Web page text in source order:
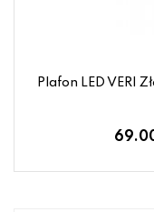
Plafon LED VERI